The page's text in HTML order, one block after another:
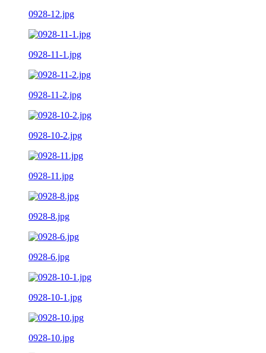
0928-12.jpg
0928-11-1.jpg
0928-11-2.jpg
0928-10-2.jpg
0928-11.jpg
0928-8.jpg
0928-6.jpg
0928-10-1.jpg
0928-10.jpg